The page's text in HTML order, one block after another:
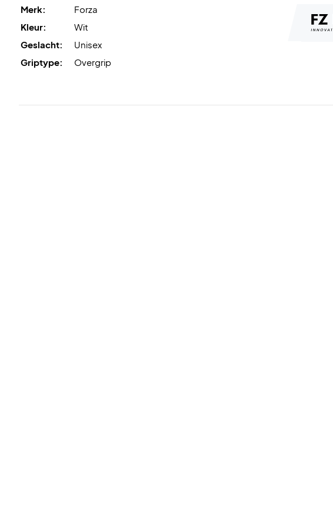
Merk:
Forza
Kleur:
Wit
Geslacht:
Unisex
Griptype:
Overgrip